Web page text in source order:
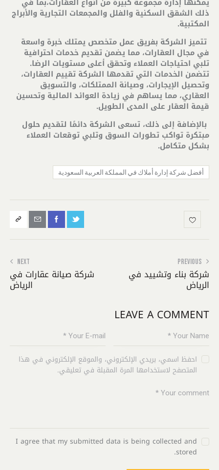
ذلك الشقق السكنية والفلل والمجمعات التجارية والأبراج
المكتبية.
تتميز الشركة بفريق عمل متخصص يمتلك خبرة واسعة
في مجال العقارات، مما يضمن تقديم خدمات احترافية
تلبي احتياجات العملاء وتحقق أعلى مستويات الرضا.
تتضمن الخدمات التي تقدمها الشركة تقييم العقارات،
وتحصيل الإيجارات، وصيانة الممتلكات، والتسويق
العقاري، مما يساهم في زيادة العوائد المالية وتحسين
قيمة العقار على المدى الطويل.
بالإضافة إلى ذلك، تسعى الشركة دائمًا لتقديم حلول
مبتكرة تواكب تطورات السوق وتلبي توقعات العملاء
بشكل متكامل.
أفضل شركة إدارة أملاك في المملكة العربية السعودية
PREVIOUS
شركة بناء وتشييد في
الرياض
NEXT
شركة صيانة عقارات في
الرياض
LEAVE A COMMENT
احفظ اسمي، بريدي الإلكتروني، والموقع الإلكتروني في هذا
المتصفح لاستخدامها المرة المقبلة في تعليقي.
I agree that my submitted data is being collected and
stored.